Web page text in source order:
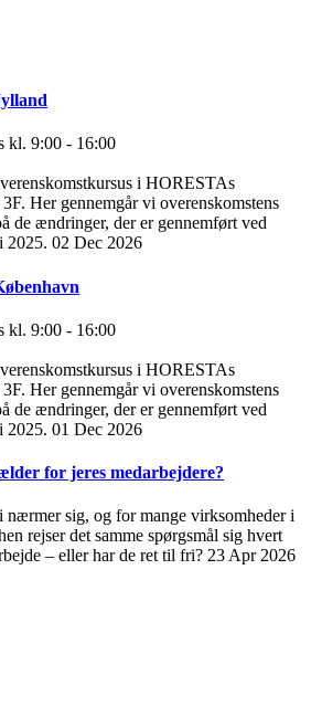
kl. 9:00 - 16:00
i HORESTAs
Her gennemgår vi overenskomstens
de ændringer, der er gennemført ved
2025. 02 Dec 2026
kl. 9:00 - 16:00
i HORESTAs
Her gennemgår vi overenskomstens
de ændringer, der er gennemført ved
2025. 01 Dec 2026
for jeres medarbejdere?
nærmer sig, og for mange virksomheder i
rejser det samme spørgsmål sig hvert
– eller har de ret til fri? 23 Apr 2026